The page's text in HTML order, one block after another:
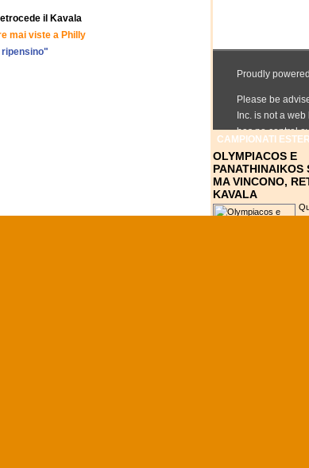
il Kavala
mai viste a Philly
ripensino"
CAMPIONATI ESTERI
OLYMPIACOS E
PANATHINAIKOS
MA VINCONO,
KAVALA